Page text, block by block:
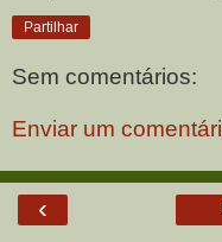
Partilhar
Sem comentários:
Enviar um
‹